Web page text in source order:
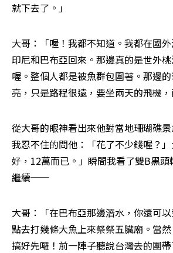
就下去了。」
大哥：「喔！我都不知道。我都在國
印尼和巴布亞回來。那邊真的是世外
喔。整個人都是被魚群包圍著。那邊
亮，只是路程很遠，要坐兩天的飛機，
從大哥的眼神看出來他對當地珊瑚礁
我忍不住的問他：「花了不少錢喔？
好，12萬而已。」瞬間我看了雙B黑
繼續──
大哥：「在巴布亞那邊潛水，你還可
點去打幾條大魚上來祭祭五臟廟。當
搞好先囉！前一陣子聽說台灣去的團